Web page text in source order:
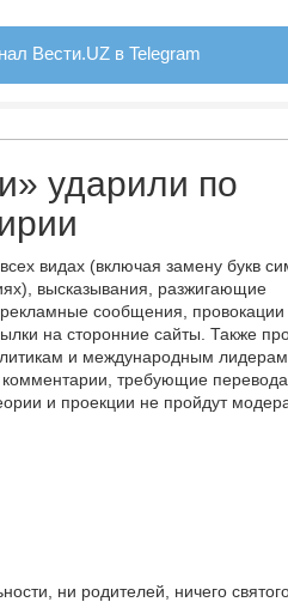
Вести.UZ в Telegram
ударили по
видах (включая замену букв
высказывания, разжигающие
сообщения, провокации
на сторонние сайты. Также
и международным
требующие
и проекции не пройдут
ни родителей, ничего